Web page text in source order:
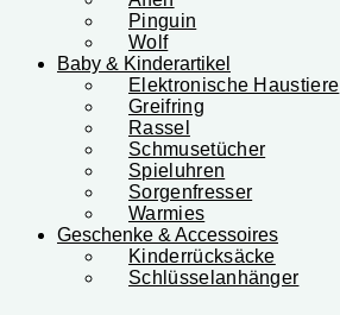
Pinguin
Wolf
Baby & Kinderartikel
Elektronische Haustiere
Greifring
Rassel
Schmusetücher
Spieluhren
Sorgenfresser
Warmies
Geschenke & Accessoires
Kinderrücksäcke
Schlüsselanhänger